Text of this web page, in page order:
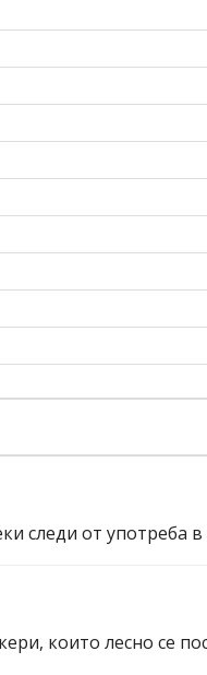
следи от употреба
които лесно се